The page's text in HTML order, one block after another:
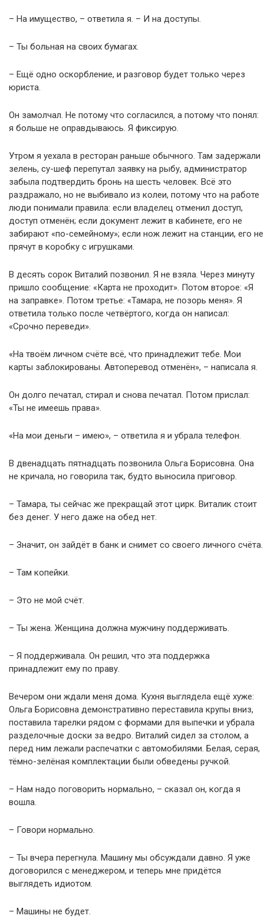
– На имущество, – ответила я. – И на доступы.
– Ты больная на своих бумагах.
– Ещё одно оскорбление, и разговор будет только через
юриста.
Он замолчал. Не потому что согласился, а потому что понял:
я больше не оправдываюсь. Я фиксирую.
Утром я уехала в ресторан раньше обычного. Там задержали
зелень, су-шеф перепутал заявку на рыбу, администратор
забыла подтвердить бронь на шесть человек. Всё это
раздражало, но не выбивало из колеи, потому что на работе
люди понимали правила: если владелец отменил доступ,
доступ отменён; если документ лежит в кабинете, его не
забирают «по-семейному»; если нож лежит на станции, его не
прячут в коробку с игрушками.
В десять сорок Виталий позвонил. Я не взяла. Через минуту
пришло сообщение: «Карта не проходит». Потом второе: «Я
на заправке». Потом третье: «Тамара, не позорь меня». Я
ответила только после четвёртого, когда он написал:
«Срочно переведи».
«На твоём личном счёте всё, что принадлежит тебе. Мои
карты заблокированы. Автоперевод отменён», – написала я.
Он долго печатал, стирал и снова печатал. Потом прислал:
«Ты не имеешь права».
«На мои деньги – имею», – ответила я и убрала телефон.
В двенадцать пятнадцать позвонила Ольга Борисовна. Она
не кричала, но говорила так, будто выносила приговор.
– Тамара, ты сейчас же прекращай этот цирк. Виталик стоит
без денег. У него даже на обед нет.
– Значит, он зайдёт в банк и снимет со своего личного счёта.
– Там копейки.
– Это не мой счёт.
– Ты жена. Женщина должна мужчину поддерживать.
– Я поддерживала. Он решил, что эта поддержка
принадлежит ему по праву.
Вечером они ждали меня дома. Кухня выглядела ещё хуже:
Ольга Борисовна демонстративно переставила крупы вниз,
поставила тарелки рядом с формами для выпечки и убрала
разделочные доски за ведро. Виталий сидел за столом, а
перед ним лежали распечатки с автомобилями. Белая, серая,
тёмно-зелёная комплектации были обведены ручкой.
– Нам надо поговорить нормально, – сказал он, когда я
вошла.
– Говори нормально.
– Ты вчера перегнула. Машину мы обсуждали давно. Я уже
договорился с менеджером, и теперь мне придётся
выглядеть идиотом.
– Машины не будет.